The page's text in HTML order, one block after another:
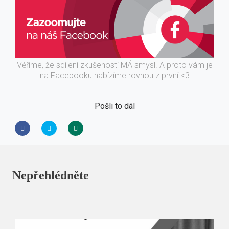
Věříme, že sdílení zkušeností MÁ smysl. A proto vám je
na Facebooku nabízíme rovnou z první <3
Pošli to dál
Nepřehlédněte